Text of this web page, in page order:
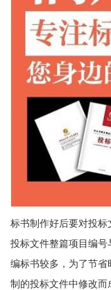
标书制作好后要对投标
投标文件整篇项目编
编标书较多，为了节
制的投标文件中修改而